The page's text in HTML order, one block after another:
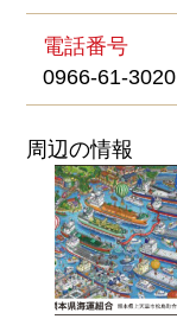
電話番号
0966-61-3020
周辺の情報